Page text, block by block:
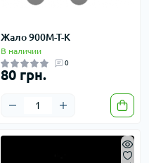
Жало 900M-T-K
В наличии
0
80 грн.